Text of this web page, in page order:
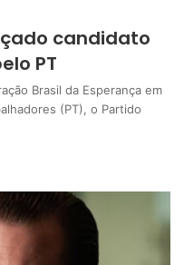
candidato
PT
Brasil da Esperança em
(PT), o Partido